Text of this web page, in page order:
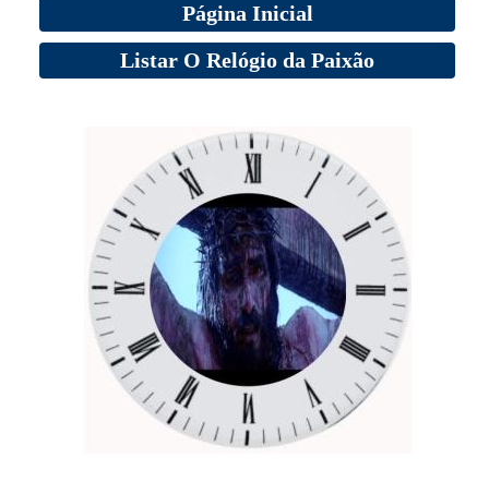
Página Inicial
Listar O Relógio da Paixão